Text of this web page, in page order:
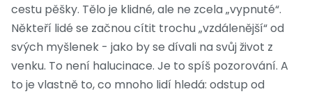
cestu pěšky. Tělo je klidné, ale ne zcela „vypnuté“.
Někteří lidé se začnou cítit trochu „vzdálenější“ od
svých myšlenek - jako by se dívali na svůj život z
venku. To není halucinace. Je to spíš pozorování. A
to je vlastně to, co mnoho lidí hledá: odstup od